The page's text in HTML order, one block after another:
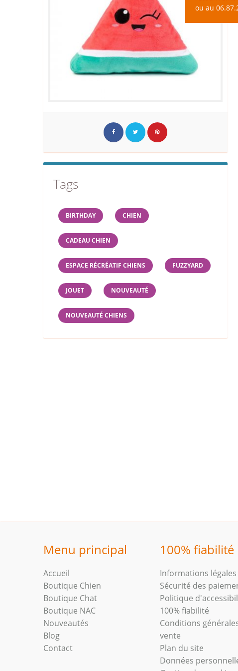
ou au
Tags
BIRTHDAY CHIEN
CADEAU CHIEN
ESPACE RÉCRÉATIF CHIENS FUZZYARD
JOUET NOUVEAUTÉ
NOUVEAUTÉ CHIENS
Menu principal
Accueil
Boutique Chien
Boutique Chat
Boutique NAC
Nouveautés
Blog
Contact
100% fiabilité
Informations légales
Sécurité des
Politique
100% fiabilité
Conditions
vente
Plan du site
Données